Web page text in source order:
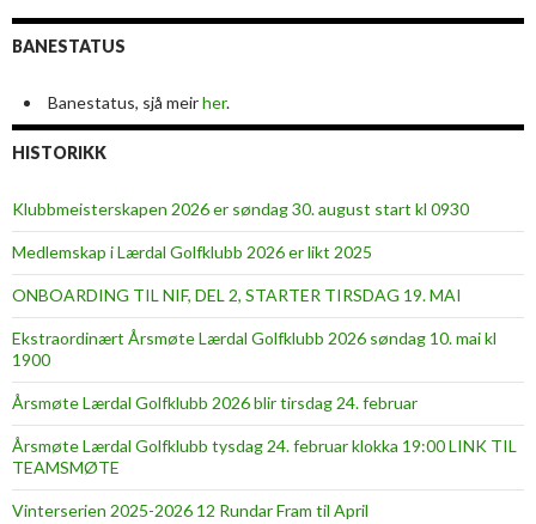
BANESTATUS
Banestatus, sjå meirher.
HISTORIKK
Klubbmeisterskapen 2026 er søndag 30. august start kl 0930
Medlemskap i Lærdal Golfklubb 2026 er likt 2025
ONBOARDING TIL NIF, DEL 2, STARTER TIRSDAG 19. MAI
Ekstraordinært Årsmøte Lærdal Golfklubb 2026 søndag 10. mai kl
1900
Årsmøte Lærdal Golfklubb 2026 blir tirsdag 24. februar
Årsmøte Lærdal Golfklubb tysdag 24. februar klokka 19:00 LINK TIL
TEAMSMØTE
Vinterserien 2025-2026 12 Rundar Fram til April